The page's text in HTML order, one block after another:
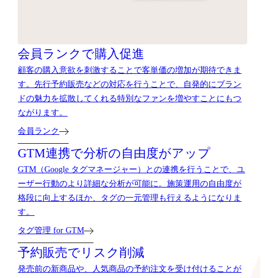
会員ランクで購入促進
顧客の購入意欲を刺激することで客単価の増加が期待できま
す。先行予約販売などの対応を行うことで、自発的にブラン
ドの魅力を拡散してくれる特別なファンを増やすことにもつ
ながります。
会員ランク
GTM連携で分析の自由度がアップ
GTM（Google タグマネージャー）との連携を行うことで、ユ
ーザー行動のより詳細な分析が可能に。施策運用の自由度が
格段に向上するほか、タグの一元管理も行えるようになりま
す。
タグ管理 for GTM
予約販売でリスク削減
発売前の新商品や、人気商品の予約注文を受け付けることが